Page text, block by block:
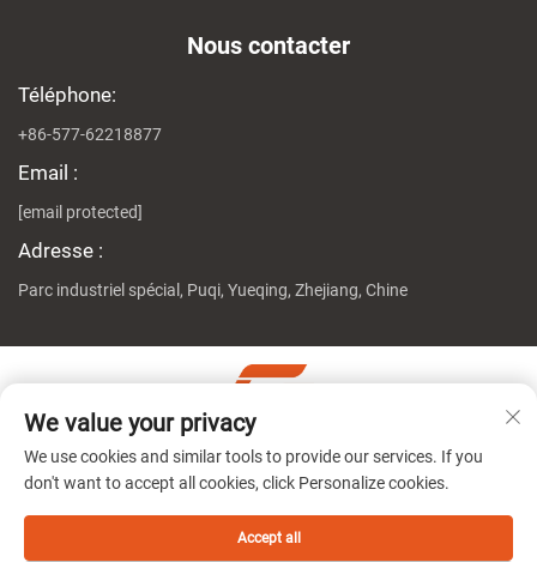
Nous contacter
Téléphone:
+86-577-62218877
Email :
[email protected]
Adresse :
Parc industriel spécial, Puqi, Yueqing, Zhejiang, Chine
Copyright © Zhejiang Genuine Machine Co., Ltd. Tous droits
réservésPolitique de confidentialité
We value your privacy
We use cookies and similar tools to provide our services. If you
don't want to accept all cookies, click Personalize cookies.
Accept all